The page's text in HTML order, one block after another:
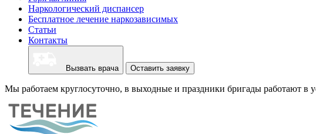
Наркологический диспансер
Бесплатное лечение наркозависимых
Статьи
Контакты
Вызвать врача Оставить заявку
Мы работаем круглосуточно, в выходные и праздники бригады работают